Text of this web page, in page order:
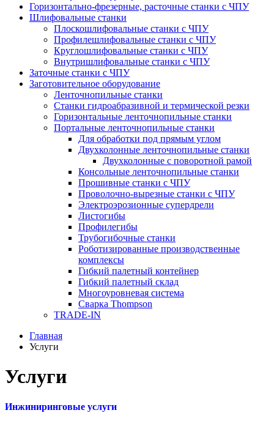
Горизонтально-фрезерные, расточные станки с ЧПУ
Шлифовальные станки
Плоскошлифовальные станки с ЧПУ
Профилешлифовальные станки с ЧПУ
Круглошлифовальные станки с ЧПУ
Внутришлифовальные станки с ЧПУ
Заточные станки с ЧПУ
Заготовительное оборудование
Ленточнопильные станки
Станки гидроабразивной и термической резки
Горизонтальные ленточнопильные станки
Портальные ленточнопильные станки
Для обработки под прямым углом
Двухколонные ленточнопильные станки
Двухколонные с поворотной рамой
Консольные ленточнопильные станки
Прошивные станки с ЧПУ
Проволочно-вырезные станки с ЧПУ
Электроэрозионные супердрели
Листогибы
Профилегибы
Трубогибочные станки
Роботизированные производственные
комплексы
Гибкий палетный контейнер
Гибкий палетный склад
Многоуровневая система
Сварка Thompson
TRADE-IN
Главная
Услуги
Услуги
Инжиниринговые услуги